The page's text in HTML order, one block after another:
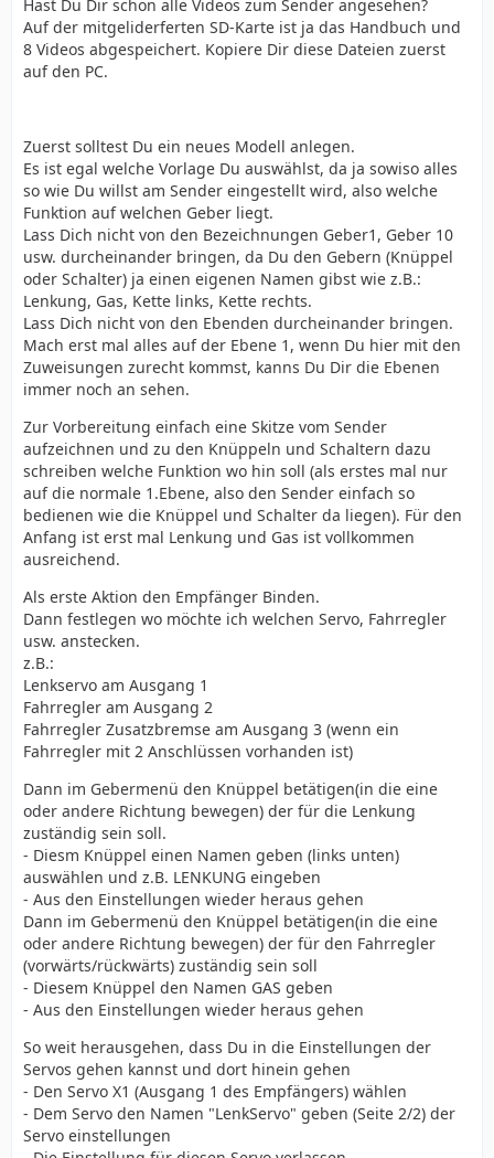
Hast Du Dir schon alle Videos zum Sender angesehen?
Auf der mitgeliderferten SD-Karte ist ja das Handbuch und
8 Videos abgespeichert. Kopiere Dir diese Dateien zuerst
auf den PC.
Zuerst solltest Du ein neues Modell anlegen.
Es ist egal welche Vorlage Du auswählst, da ja sowiso alles
so wie Du willst am Sender eingestellt wird, also welche
Funktion auf welchen Geber liegt.
Lass Dich nicht von den Bezeichnungen Geber1, Geber 10
usw. durcheinander bringen, da Du den Gebern (Knüppel
oder Schalter) ja einen eigenen Namen gibst wie z.B.:
Lenkung, Gas, Kette links, Kette rechts.
Lass Dich nicht von den Ebenden durcheinander bringen.
Mach erst mal alles auf der Ebene 1, wenn Du hier mit den
Zuweisungen zurecht kommst, kanns Du Dir die Ebenen
immer noch an sehen.
Zur Vorbereitung einfach eine Skitze vom Sender
aufzeichnen und zu den Knüppeln und Schaltern dazu
schreiben welche Funktion wo hin soll (als erstes mal nur
auf die normale 1.Ebene, also den Sender einfach so
bedienen wie die Knüppel und Schalter da liegen). Für den
Anfang ist erst mal Lenkung und Gas ist vollkommen
ausreichend.
Als erste Aktion den Empfänger Binden.
Dann festlegen wo möchte ich welchen Servo, Fahrregler
usw. anstecken.
z.B.:
Lenkservo am Ausgang 1
Fahrregler am Ausgang 2
Fahrregler Zusatzbremse am Ausgang 3 (wenn ein
Fahrregler mit 2 Anschlüssen vorhanden ist)
Dann im Gebermenü den Knüppel betätigen(in die eine
oder andere Richtung bewegen) der für die Lenkung
zuständig sein soll.
- Diesm Knüppel einen Namen geben (links unten)
auswählen und z.B. LENKUNG eingeben
- Aus den Einstellungen wieder heraus gehen
Dann im Gebermenü den Knüppel betätigen(in die eine
oder andere Richtung bewegen) der für den Fahrregler
(vorwärts/rückwärts) zuständig sein soll
- Diesem Knüppel den Namen GAS geben
- Aus den Einstellungen wieder heraus gehen
So weit herausgehen, dass Du in die Einstellungen der
Servos gehen kannst und dort hinein gehen
- Den Servo X1 (Ausgang 1 des Empfängers) wählen
- Dem Servo den Namen "LenkServo" geben (Seite 2/2) der
Servo einstellungen